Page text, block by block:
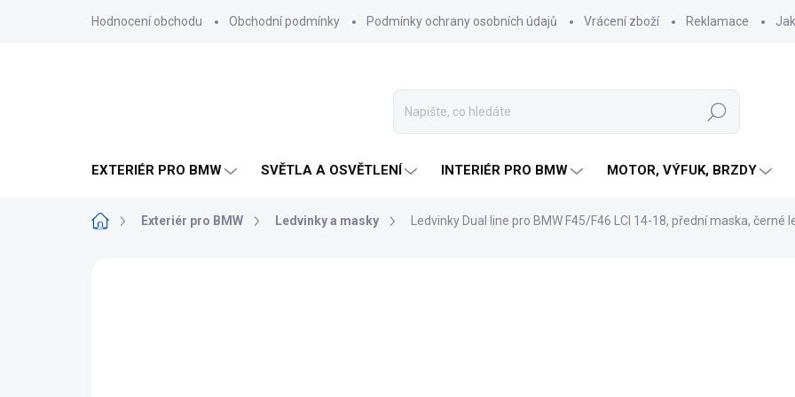
Hodnocení obchodu Obchodní podmínky Podmínky ochrany osobních údajů Vrácení zboží Reklamace
Hledat
EXTERIÉR PRO BMW SVĚTLA A OSVĚTLENÍ INTERIÉR PRO BMW MOTOR, VÝFUK, BRZDY
DomůExteriér pro BMW Ledvinky a masky Ledvinky Dual line pro BMW F45/F46 LCI 14-18, přední maska, černé